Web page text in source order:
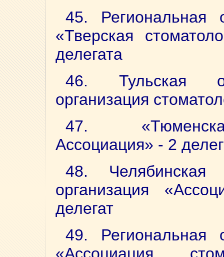
45. Региональная
«Тверская
делегата
46. Тульская
организация
47.
Ассоциация» - 2
48. Челябинская
организация
делегат
49. Региональная